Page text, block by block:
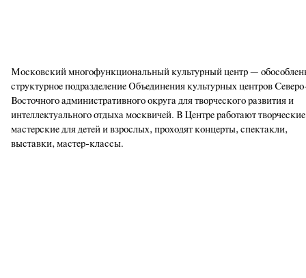
Московский многофункциональный культурный центр —
структурное подразделение Объединения культурных центров
Восточного административного округа для творческого развития и
интеллектуального отдыха москвичей. В Центре работают творческие
мастерские для детей и взрослых, проходят концерты, спектакли,
выставки, мастер-классы.